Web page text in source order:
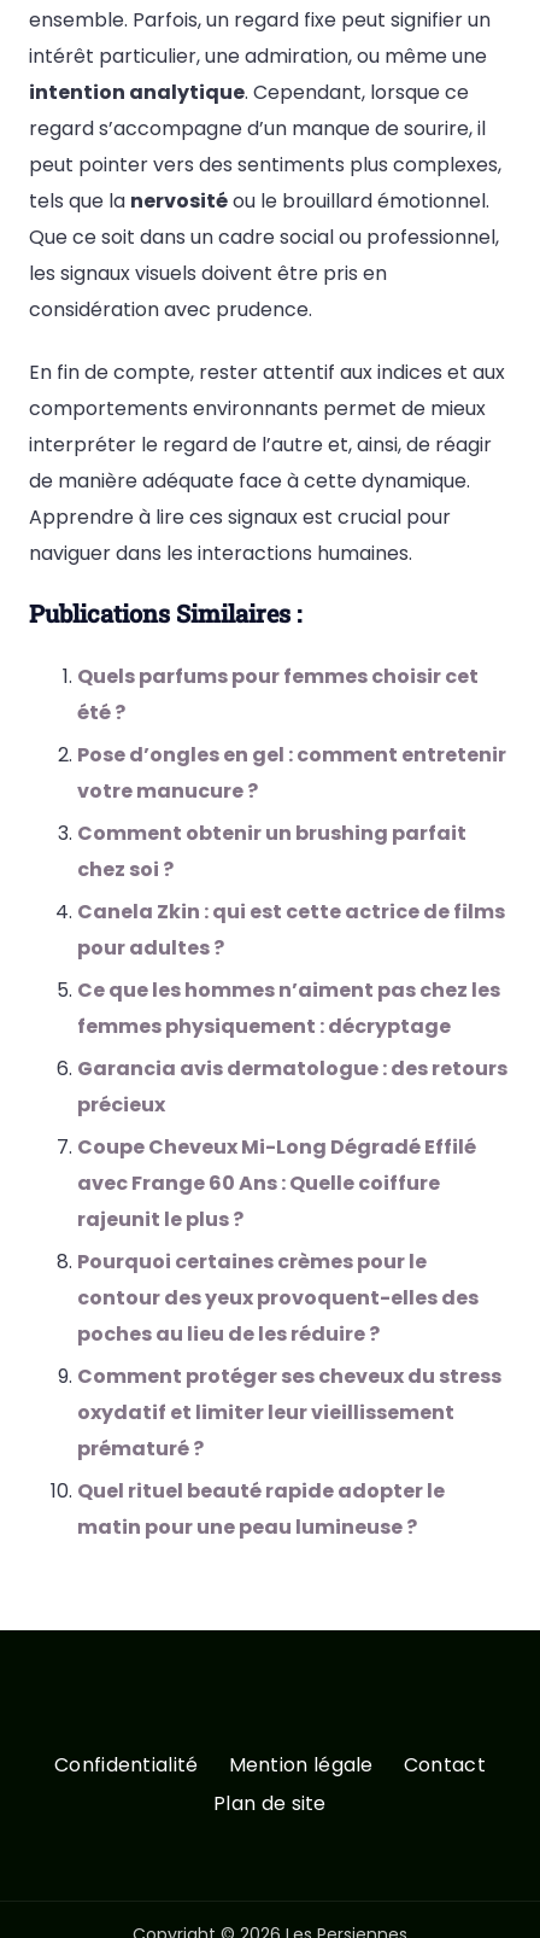
ensemble. Parfois, un regard fixe peut signifier un
intérêt particulier, une admiration, ou même une
intention analytique. Cependant, lorsque ce
regard s’accompagne d’un manque de sourire, il
peut pointer vers des sentiments plus complexes,
tels que la nervositéou le brouillard émotionnel.
Que ce soit dans un cadre social ou professionnel,
les signaux visuels doivent être pris en
considération avec prudence.
En fin de compte, rester attentif aux indices et aux
comportements environnants permet de mieux
interpréter le regard de l’autre et, ainsi, de réagir
de manière adéquate face à cette dynamique.
Apprendre à lire ces signaux est crucial pour
naviguer dans les interactions humaines.
Publications Similaires :
Quels parfums pour femmes choisir cet
été ?
Pose d’ongles en gel : comment entretenir
votre manucure ?
Comment obtenir un brushing parfait
chez soi ?
Canela Zkin : qui est cette actrice de films
pour adultes ?
Ce que les hommes n’aiment pas chez les
femmes physiquement : décryptage
Garancia avis dermatologue : des retours
précieux
Coupe Cheveux Mi-Long Dégradé Effilé
avec Frange 60 Ans : Quelle coiffure
rajeunit le plus ?
Pourquoi certaines crèmes pour le
contour des yeux provoquent-elles des
poches au lieu de les réduire ?
Comment protéger ses cheveux du stress
oxydatif et limiter leur vieillissement
prématuré ?
Quel rituel beauté rapide adopter le
matin pour une peau lumineuse ?
Confidentialité Mention légale
Contact
Plan de site